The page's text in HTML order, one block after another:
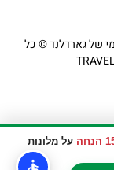
על מלונות
של גארדלנד © כל